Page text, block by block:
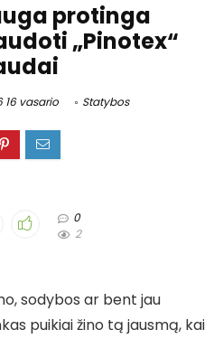
protinga
„Pinotex“
16 vasario Statybos
0
2
sodybos ar bent jau
puikiai žino tą jausmą, kai